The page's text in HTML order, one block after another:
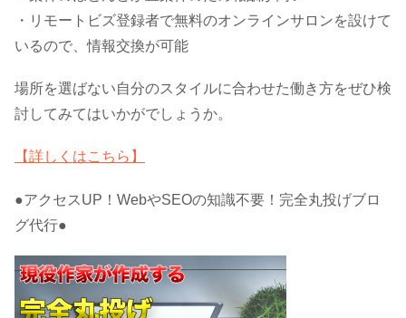
・リモートビズ登録者で無料のオンラインサロンを設けて
いるので、情報交換が可能
場所を選ばない自分のスタイルに合わせた働き方をぜひ検
討してみてはいかがでしょうか。
【詳しくはこちら】
●アクセスUP！WebやSEOの知識不要！完全丸投げブロ
グ代行●